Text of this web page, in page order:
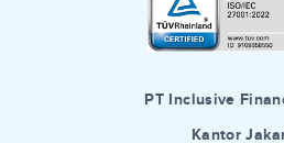
PT Inclusive
Kantor